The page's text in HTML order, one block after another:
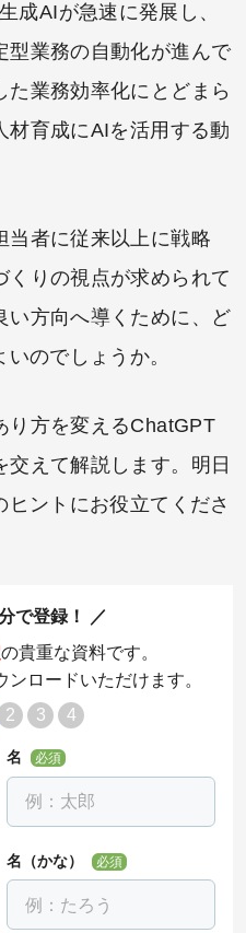
成AIが急速に発展し、
型業務の⾃動化が進んで
た業務効率化にとどまら
材育成にAIを活用する動
当者に従来以上に戦略
くりの視点が求められて
い方向へ導くために、ど
のでしょうか。
り方を変えるChatGPT
えて解説します。明日
ントにお役立てくださ
で登録！
の貴重な資料です。
ロードいただけます。
2 3 4
名 必須
名（かな） 必須